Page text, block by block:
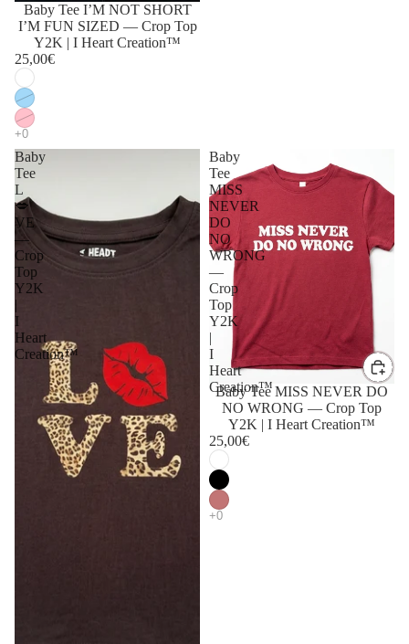
Baby Tee I’M NOT SHORT
I’M FUN SIZED — Crop Top
Y2K | I Heart Creation™
25,00€
Baby
Tee
L
💋
VE
—
Crop
Top
Y2K
|
I
Heart
Creation™
Baby
Tee
MISS
NEVER
DO
NO
WRONG
—
Crop
Top
Y2K
|
I
Heart
Creation™
Baby Tee MISS NEVER DO
NO WRONG — Crop Top
Y2K | I Heart Creation™
25,00€